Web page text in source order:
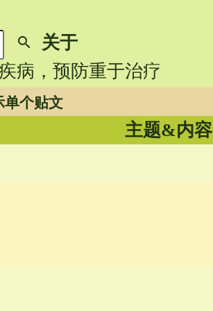
search 关于
病，预防重于治疗
单个贴文
主题&内容